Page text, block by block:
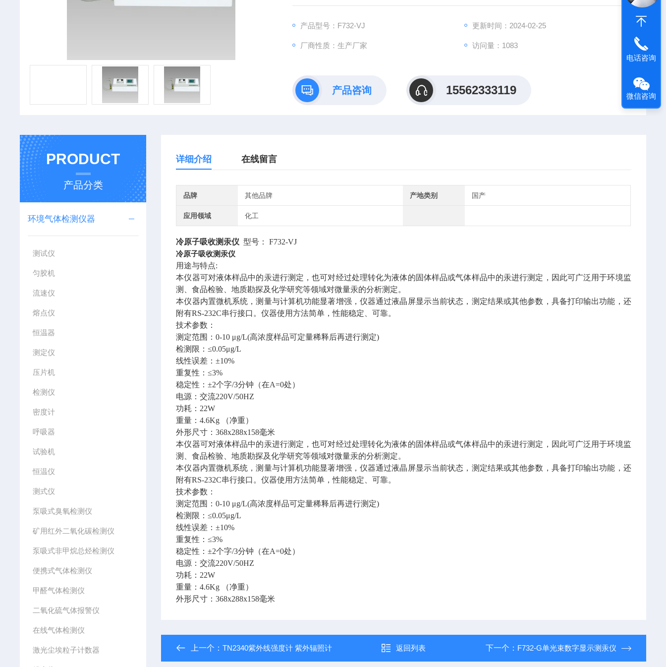
产品型号：F732-VJ 更新时间：2024-02-25
厂商性质：生产厂家 访问量：1083
产品咨询 15562333119
PRODUCT
产品分类
环境气体检测仪器
测试仪
匀胶机
流速仪
熔点仪
恒温器
测定仪
压片机
检测仪
密度计
呼吸器
试验机
恒温仪
测式仪
泵吸式臭氧检测仪
矿用红外二氧化碳检测仪
泵吸式非甲烷总烃检测仪
便携式气体检测仪
甲醛气体检测仪
二氧化硫气体报警仪
在线气体检测仪
激光尘埃粒子计数器
详细介绍 在线留言
品牌 其他品牌 产地类别 国产
应用领域 化工
冷原子吸收测汞仪 型号： F732-VJ
冷原子吸收测汞仪
用途与特点:
本仪器可对液体样品中的汞进行测定，也可对经过处理转化为液体的固体样品或气体样品中的汞进行测定，因此可广泛用于环境监
测、食品检验、地质勘探及化学研究等领域对微量汞的分析测定。
本仪器内置微机系统，测量与计算机功能显著增强，仪器通过液晶屏显示当前状态，测定结果或其他参数，具备打印输出功能，还
附有RS-232C串行接口。仪器使用方法简单，性能稳定、可靠。
技术参数：
测定范围：0-10 μg/L(高浓度样品可定量稀释后再进行测定)
检测限：≤0.05μg/L
线性误差：±10%
重复性：≤3%
稳定性：±2个字/3分钟（在A=0处）
电源：交流220V/50HZ
功耗：22W
重量：4.6Kg （净重）
外形尺寸：368x288x158毫米
本仪器可对液体样品中的汞进行测定，也可对经过处理转化为液体的固体样品或气体样品中的汞进行测定，因此可广泛用于环境监
测、食品检验、地质勘探及化学研究等领域对微量汞的分析测定。
本仪器内置微机系统，测量与计算机功能显著增强，仪器通过液晶屏显示当前状态，测定结果或其他参数，具备打印输出功能，还
附有RS-232C串行接口。仪器使用方法简单，性能稳定、可靠。
技术参数：
测定范围：0-10 μg/L(高浓度样品可定量稀释后再进行测定)
检测限：≤0.05μg/L
线性误差：±10%
重复性：≤3%
稳定性：±2个字/3分钟（在A=0处）
电源：交流220V/50HZ
功耗：22W
重量：4.6Kg （净重）
外形尺寸：368x288x158毫米
上一个：TN2340紫外线强度计 紫外辐照计 返回列表 下一个： F732-G单光束数字显示测汞仪
电话咨询
微信咨询